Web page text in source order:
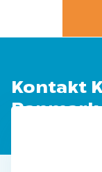
​Kontakt
Danmark